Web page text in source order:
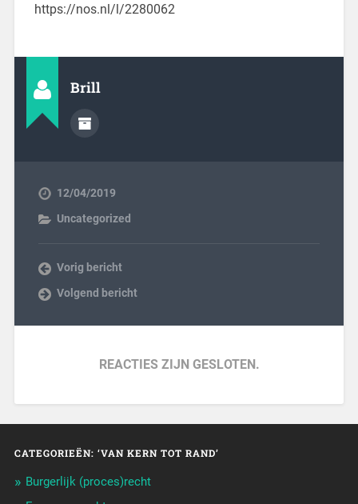
https://nos.nl/l/2280062
Brill
12/04/2019
Uncategorized
Vorig bericht
Volgend bericht
REACTIES ZIJN GESLOTEN.
CATEGORIEËN: ‘VAN KERN TOT RAND’
Burgerlijk (proces)recht